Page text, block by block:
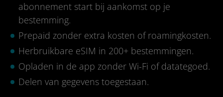
abonnement start bij aankomst op je
bestemming.
Prepaid zonder extra kosten of roamingkosten.
Herbruikbare eSIM in 200+ bestemmingen.
Opladen in de app zonder Wi-Fi of datategoed.
Delen van gegevens toegestaan.